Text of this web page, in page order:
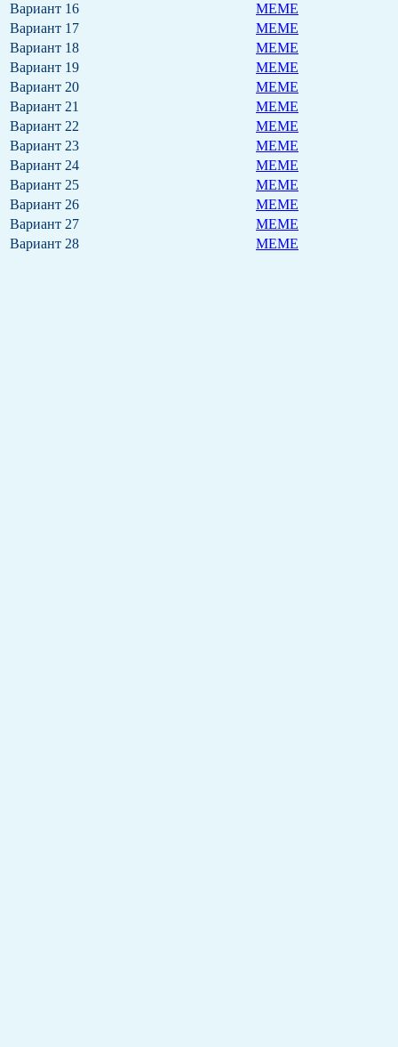
Вариант 16
MEME
Вариант 17
MEME
Вариант 18
MEME
Вариант 19
MEME
Вариант 20
MEME
Вариант 21
MEME
Вариант 22
MEME
Вариант 23
MEME
Вариант 24
MEME
Вариант 25
MEME
Вариант 26
MEME
Вариант 27
MEME
Вариант 28
MEME